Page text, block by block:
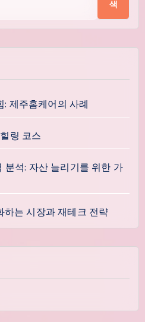
색
제주홈케어의 사례
링 코스
석: 자산 늘리기를 위한 가
는 시장과 재테크 전략